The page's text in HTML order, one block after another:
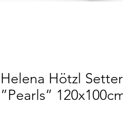
Helena Hötzl
”Pearls”